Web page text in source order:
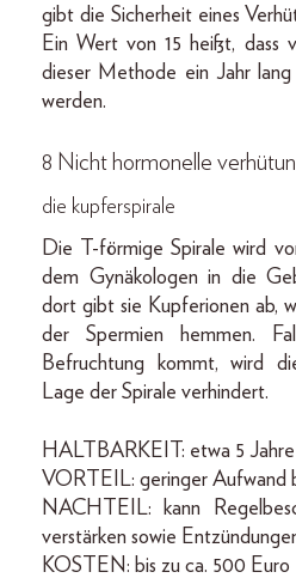
gibt die Sicherheit eines
Ein Wert von 15 heißt, dass
dieser Methode ein Jahr lang
werden.
8 Nicht hormonelle
die kupferspirale
Die T-förmige Spirale wird
dem Gynäkologen in die
dort gibt sie Kupferionen ab,
der Spermien hemmen.
Befruchtung kommt, wird
Lage der Spirale verhindert.
HALTBARKEIT: etwa 5 Jahre
VORTEIL: geringer Aufwand
NACHTEIL: kann
verstärken sowie
KOSTEN: bis zu ca. 500 Euro